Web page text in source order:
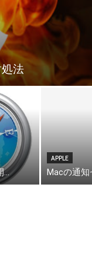
法
...
APPLE
Macの通